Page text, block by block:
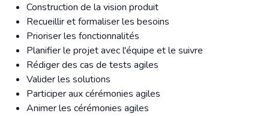
Construction de la vision produit
Recueillir et formaliser les besoins
Prioriser les fonctionnalités
Planifier le projet avec l'équipe et le suivre
Rédiger des cas de tests agiles
Valider les solutions
Participer aux cérémonies agiles
Animer les cérémonies agiles